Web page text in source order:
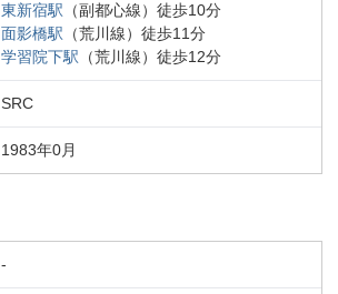
東新宿駅 （副都心線） 徒歩10分
面影橋駅 （荒川線） 徒歩11分
学習院下駅 （荒川線） 徒歩12分
SRC
1983年0月
-